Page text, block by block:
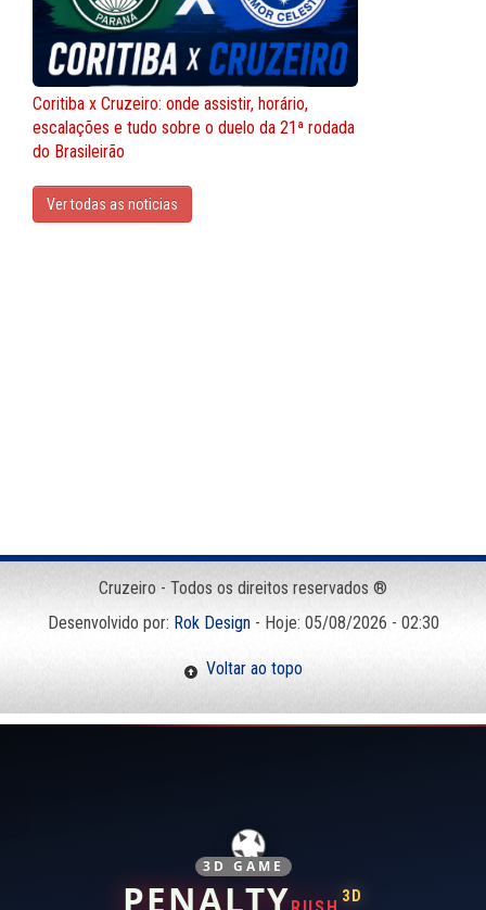
Coritiba x Cruzeiro: onde assistir, horário,
escalações e tudo sobre o duelo da 21ª rodada
do Brasileirão
Ver todas as noticias
Cruzeiro - Todos os direitos reservados ®
Desenvolvido por: Rok Design- Hoje: 05/08/2026 - 02:30
Voltar ao topo
3D GAME
PENALTY 3D